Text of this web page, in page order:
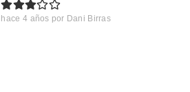
hace 4 años por Dani Birras